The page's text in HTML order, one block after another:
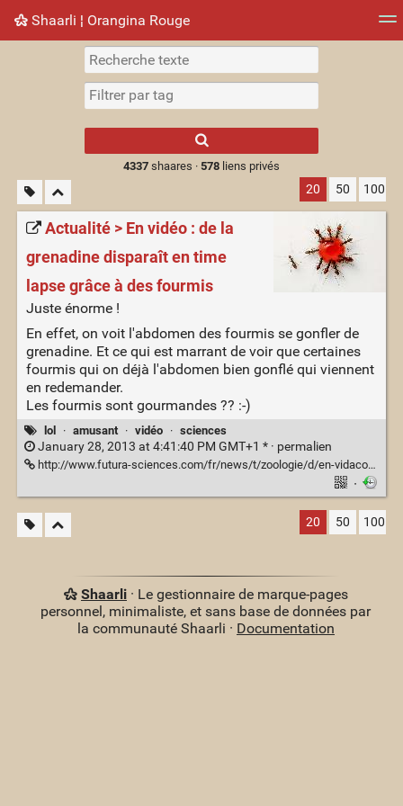
Shaarli ¦ Orangina Rouge
Nuage de tags Mur d'images
results.
4337shaares · 578liens privés
20 50 100
Actualité > En vidéo : de la
grenadine disparaît en time
lapse grâce à des fourmis
Juste énorme !
En effet, on voit l'abdomen des fourmis se gonfler de
grenadine. Et ce qui est marrant de voir que certaines
fourmis qui on déjà l'abdomen bien gonflé qui viennent
en redemander.
Les fourmis sont gourmandes ?? :-)
lol · amusant · vidéo · sciences
January 28, 2013 at 4:41:40 PM GMT+1 * · permalien
http://www.futura-sciences.com/fr/news/t/zoologie/d/en-vidaco-de-la-grenadine-disparaaRt-en-time-lapse-gracentce-a-des-fourmis_43967/
·
20 50 100
Shaarli· Le gestionnaire de marque-pages
personnel, minimaliste, et sans base de données par
la communauté Shaarli · Documentation